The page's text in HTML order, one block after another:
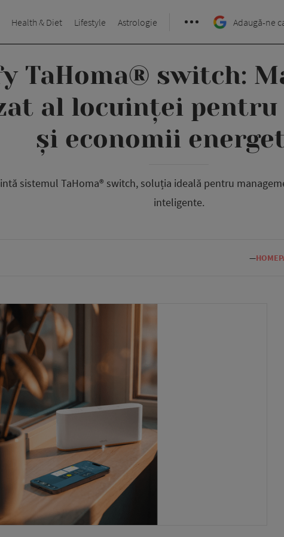
Health & Diet Lifestyle Astrologie Adaugă-ne
TaHoma® switch:
al locuinței
și economii
sistemul TaHoma® switch, soluția ideală pentru
inteligente.
—